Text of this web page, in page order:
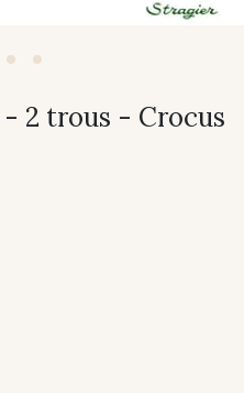
2 trous - Crocus